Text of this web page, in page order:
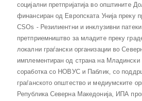
социјални претпријатија во општините
финансиран од Европската Унија преку
CSOs - Резилиентни и инклузивни
претприемништво за младите преку
локални граѓански организации во
имплементиран од страна на Младински
соработка со НОВУС и Паблик, со
граѓанското општество и медиумските
Република Северна Македонија, ИПА